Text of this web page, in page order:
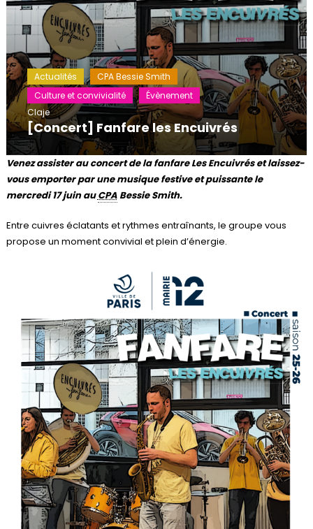
Actualités
CPA Bessie Smith
Culture et convivialité
Évènement
Claje
[Concert] Fanfare les Encuivrés
Venez assister au concert de la fanfare Les Encuivrés et laissez-
vous emporter par une musique festive et puissante le
mercredi 17 juin auCPABessie Smith.
Entre cuivres éclatants et rythmes entraînants, le groupe vous
propose un moment convivial et plein d’énergie.